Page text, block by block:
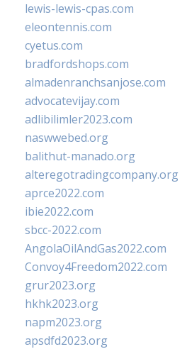
lewis-lewis-cpas.com
eleontennis.com
cyetus.com
bradfordshops.com
almadenranchsanjose.com
advocatevijay.com
adlibilimler2023.com
naswwebed.org
balithut-manado.org
alteregotradingcompany.org
aprce2022.com
ibie2022.com
sbcc-2022.com
AngolaOilAndGas2022.com
Convoy4Freedom2022.com
grur2023.org
hkhk2023.org
napm2023.org
apsdfd2023.org